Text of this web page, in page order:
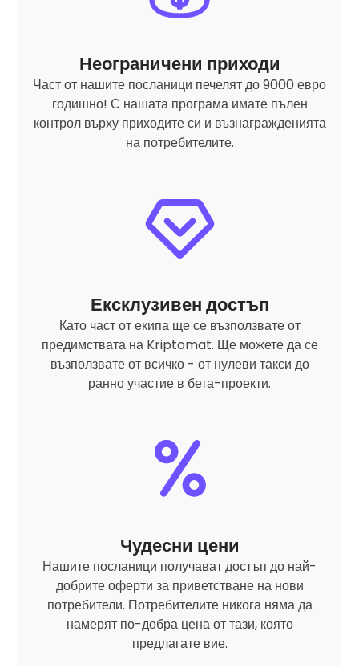
Неограничени приходи
Част от нашите посланици печелят до 9000 евро
годишно! С нашата програма имате пълен
контрол върху приходите си и възнагражденията
на потребителите.
Ексклузивен достъп
Като част от екипа ще се възползвате от
предимствата на Kriptomat. Ще можете да се
възползвате от всичко - от нулеви такси до
ранно участие в бета-проекти.
Чудесни цени
Нашите посланици получават достъп до най-
добрите оферти за приветстване на нови
потребители. Потребителите никога няма да
намерят по-добра цена от тази, която
предлагате вие.